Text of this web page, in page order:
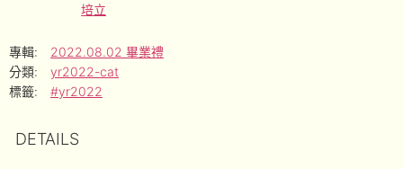
培立
專輯:
2022.08.02 畢業禮
分類:
yr2022-cat
標籤:
#yr2022
DETAILS